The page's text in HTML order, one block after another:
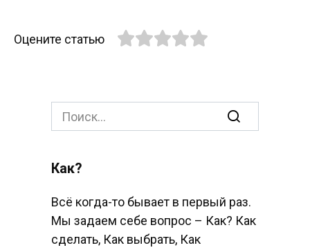
Оцените статью
Search
for:
Как?
Всё когда-то бывает в первый раз.
Мы задаем себе вопрос – Как? Как
сделать, Как выбрать, Как